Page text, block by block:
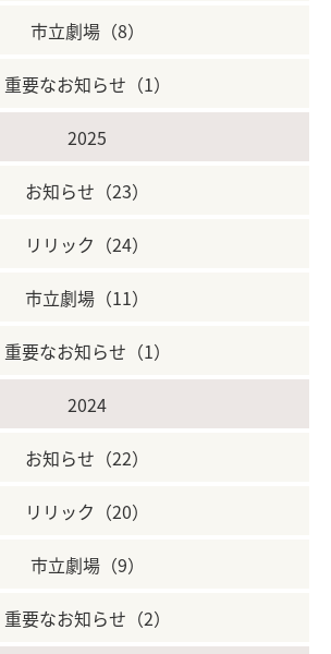
市立劇場（8）
重要なお知らせ（1）
2025
お知らせ（23）
リリック（24）
市立劇場（11）
重要なお知らせ（1）
2024
お知らせ（22）
リリック（20）
市立劇場（9）
重要なお知らせ（2）